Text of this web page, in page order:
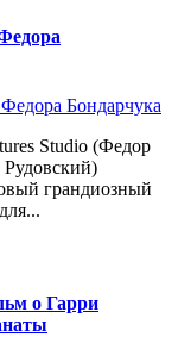
Studio (Федор
грандиозный
о Гарри